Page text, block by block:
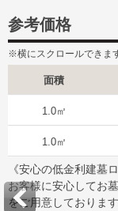
参考価格
※横にスクロールできま
面積
1.0㎡
1.0㎡
《安心の低金利建墓ロ
お客様に安心してお
をご用意しておりま